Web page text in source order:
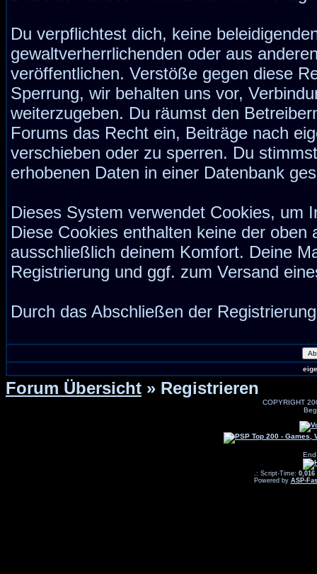
Du verpflichtest dich, keine
gewaltverherrlichenden oder aus
veröffentlichen. Verstöße gegen diese
Sperrung, wir behalten uns vor,
weiterzugeben. Du räumst den
Forums das Recht ein, Beiträge nach
verschieben oder zu sperren. Du
erhobenen Daten in einer Datenbank
Dieses System verwendet Cookies, um
Diese Cookies enthalten keine der
ausschließlich deinem Komfort. Deine
Registrierung und ggf. zum Versand
Durch das Abschließen der
Forum Übersicht » Registrieren
COPYRIGHT
.: Script-Time: 0,016
Powered by ASP-